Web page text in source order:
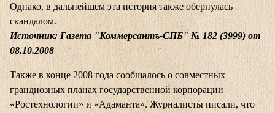
Однако, в дальнейшем эта история также обернулась
скандалом.
Источник: Газета "Коммерсантъ-СПБ" № 182 (3999) от
08.10.2008
Также в конце 2008 года сообщалось о совместных
грандиозных планах государственной корпорации
«Ростехнологии» и «Адаманта». Журналисты писали, что